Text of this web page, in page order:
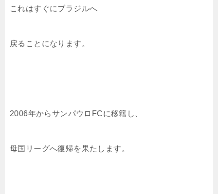
これはすぐにブラジルへ
戻ることになります。
2006年からサンパウロFCに移籍し、
母国リーグへ復帰を果たします。